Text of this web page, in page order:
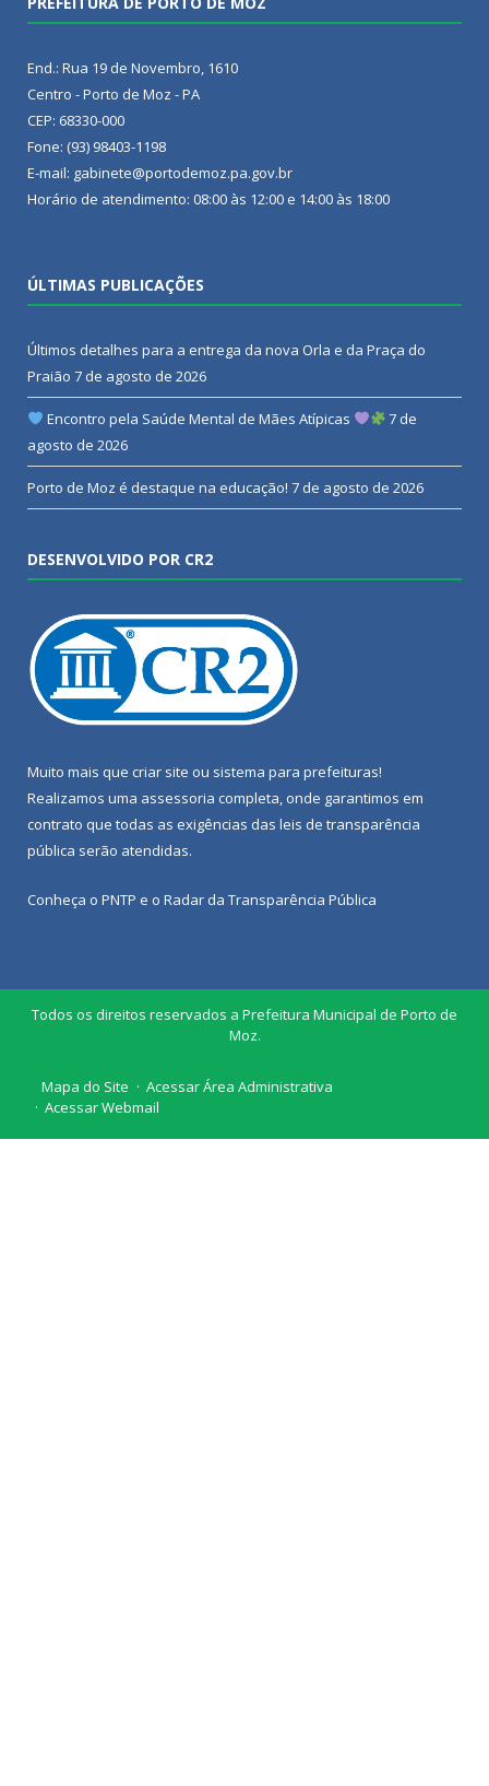
End.: Rua 19 de Novembro, 1610
Centro - Porto de Moz - PA
CEP: 68330-000
Fone: (93) 98403-1198
E-mail: gabinete@portodemoz.pa.gov.br
Horário de atendimento: 08:00 às 12:00 e 14:00 às 18:00
ÚLTIMAS PUBLICAÇÕES
Últimos detalhes para a entrega da nova Orla e da Praça do
Praião 7 de agosto de 2026
Encontro pela Saúde Mental de Mães Atípicas
7 de
agosto de 2026
Porto de Moz é destaque na educação! 7 de agosto de 2026
DESENVOLVIDO POR CR2
Muito mais que criar site ou sistema para prefeituras!
Realizamos uma assessoria completa, onde garantimos em
contrato que todas as exigências das leis de transparência
pública serão atendidas.
Conheça o PNTP e o Radar da Transparência Pública
Todos os direitos reservados a Prefeitura Municipal de Porto de
Moz.
Mapa do Site
Acessar Área Administrativa
Acessar Webmail